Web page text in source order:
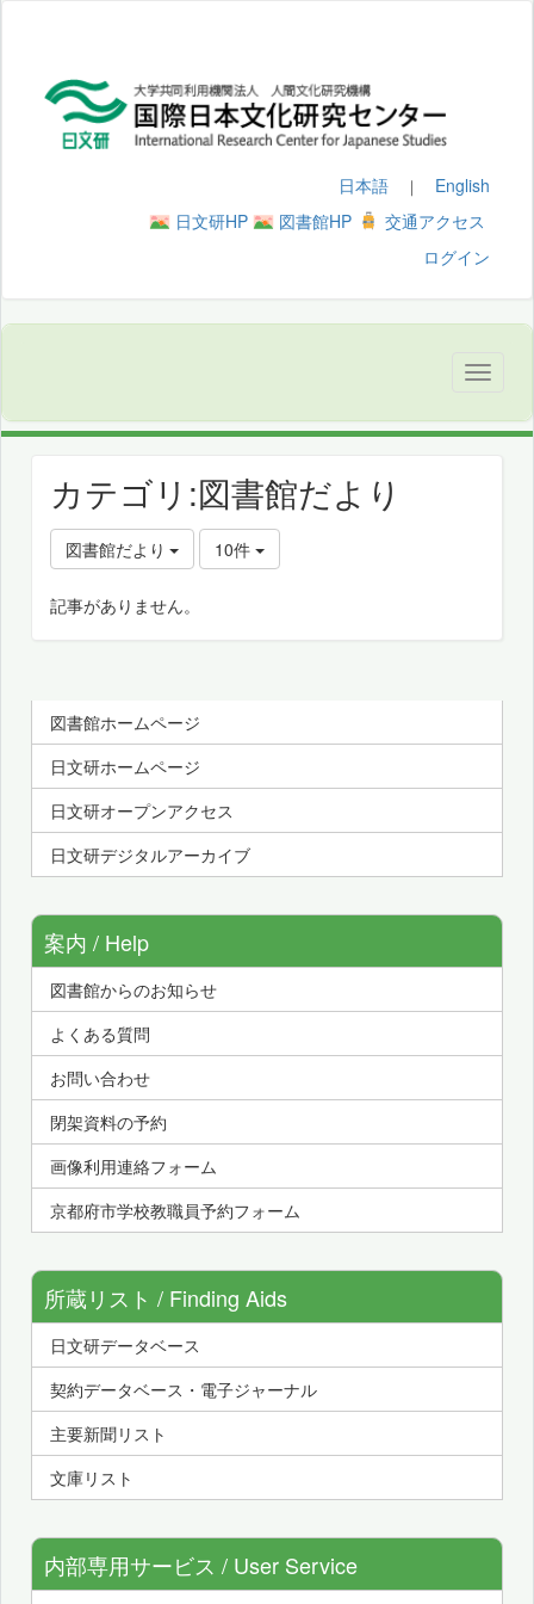
日本語 ｜ English
日文研HP
図書館HP
交通アクセス
ログイン
カテゴリ:図書館だより
図書館だより 10件
記事がありません。
図書館ホームページ
日文研ホームページ
日文研オープンアクセス
日文研デジタルアーカイブ
案内 / Help
図書館からのお知らせ
よくある質問
お問い合わせ
閉架資料の予約
画像利用連絡フォーム
京都府市学校教職員予約フォーム
所蔵リスト / Finding Aids
日文研データベース
契約データベース・電子ジャーナル
主要新聞リスト
文庫リスト
内部専用サービス / User Service